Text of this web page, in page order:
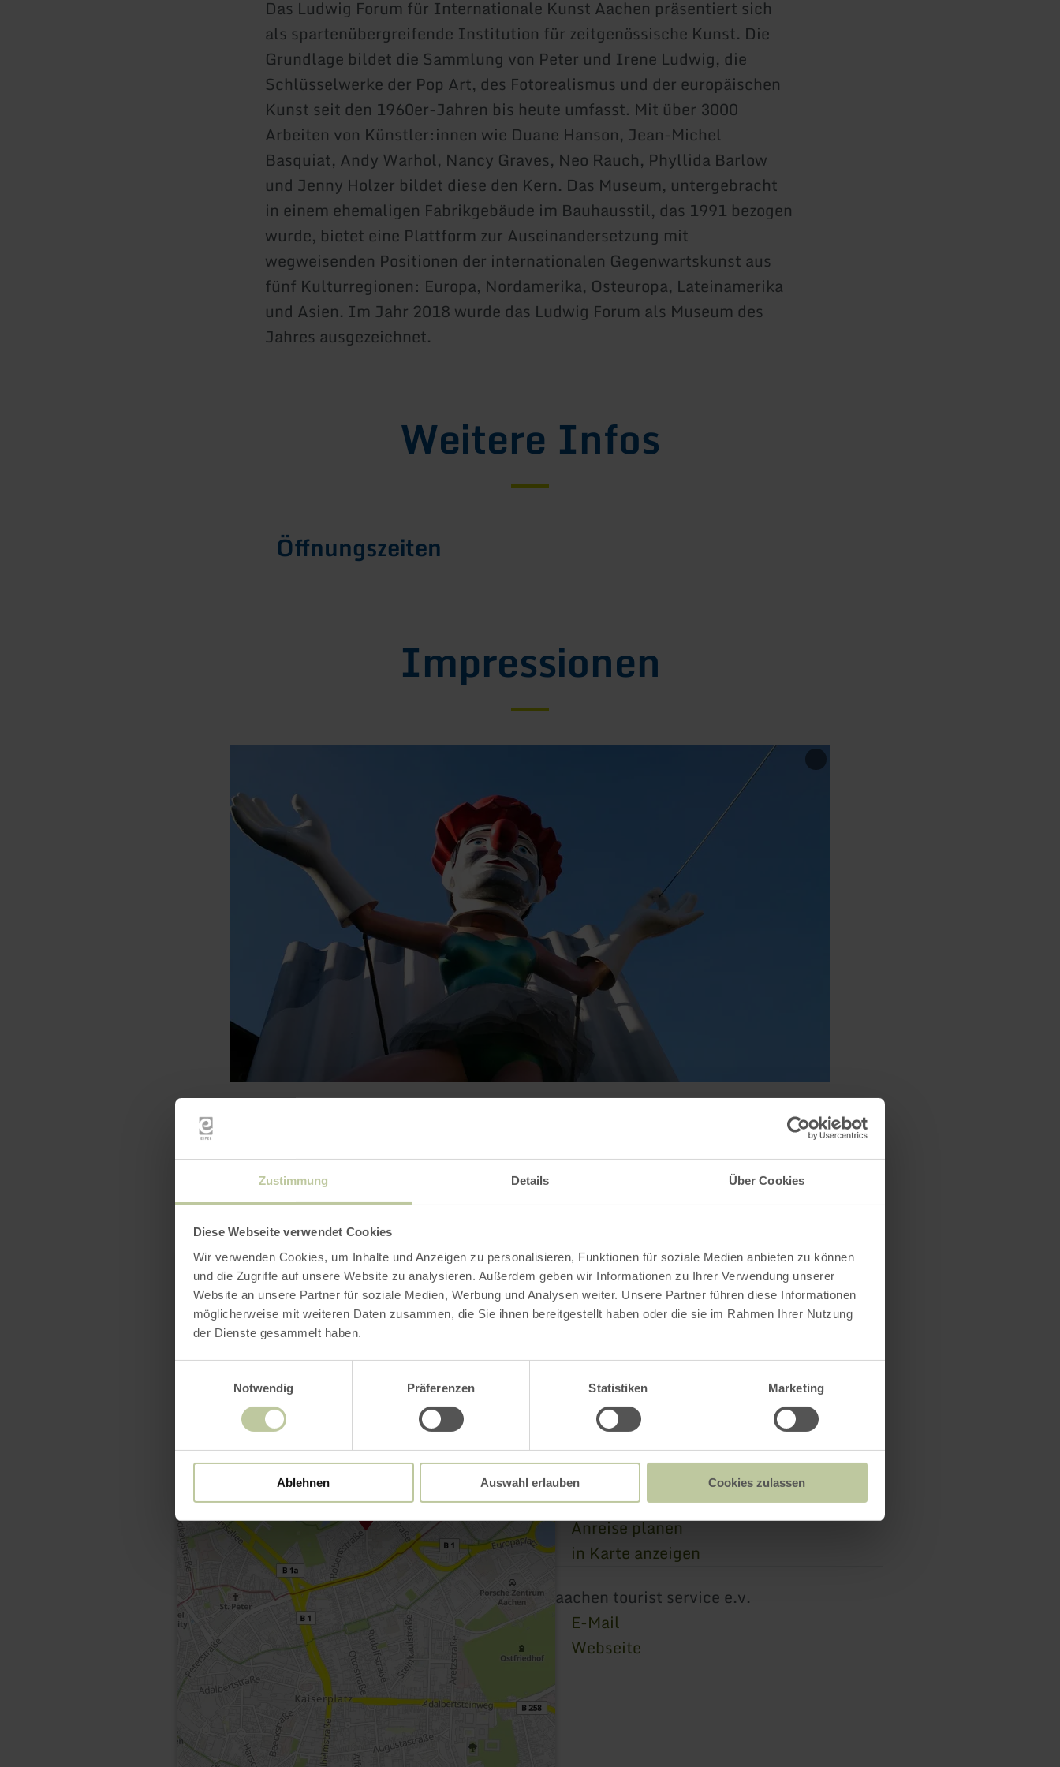
Zustimmung Details Über Cookies
Diese Webseite verwendet Cookies
Wir verwenden Cookies, um Inhalte und Anzeigen zu personalisieren, Funktionen für soziale Medien anbieten zu können
und die Zugriffe auf unsere Website zu analysieren. Außerdem geben wir Informationen zu Ihrer Verwendung unserer
Website an unsere Partner für soziale Medien, Werbung und Analysen weiter. Unsere Partner führen diese Informationen
möglicherweise mit weiteren Daten zusammen, die Sie ihnen bereitgestellt haben oder die sie im Rahmen Ihrer Nutzung
der Dienste gesammelt haben.
Notwendig
Präferenzen Statistiken Marketing
Ablehnen Auswahl erlauben Cookies zulassen
Das Ludwig Forum für Internationale Kunst Aachen präsentiert sich
als spartenübergreifende Institution für zeitgenössische Kunst. Die
Grundlage bildet die Sammlung von Peter und Irene Ludwig, die
Schlüsselwerke der Pop Art, des Fotorealismus und der europäischen
Kunst seit den 1960er-Jahren bis heute umfasst. Mit über 3000
Arbeiten von Künstler:innen wie Duane Hanson, Jean-Michel
Basquiat, Andy Warhol, Nancy Graves, Neo Rauch, Phyllida Barlow
und Jenny Holzer bildet diese den Kern. Das Museum, untergebracht
in einem ehemaligen Fabrikgebäude im Bauhausstil, das 1991 bezogen
wurde, bietet eine Plattform zur Auseinandersetzung mit
wegweisenden Positionen der internationalen Gegenwartskunst aus
fünf Kulturregionen: Europa, Nordamerika, Osteuropa, Lateinamerika
und Asien. Im Jahr 2018 wurde das Ludwig Forum als Museum des
Jahres ausgezeichnet.
Weitere Infos
Öffnungszeiten
Impressionen
Kontakt
Jülicher Straße 97-109
52070 Aachen
+49 241 1807104
E-Mail
Webseite
Anreise planen
in Karte anzeigen
aachen tourist service e.v.
E-Mail
Webseite